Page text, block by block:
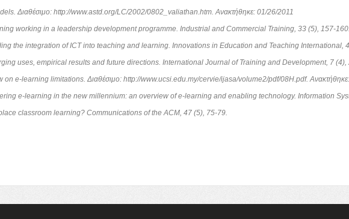
Διαθέσιμο: http://www.astd.org/LC/2002/0802_valiathan.htm. Ανακτήθηκε: 01/26/2011
working in a leadership development programme. Industrial and Commercial Training, 33 (5), 157-160.
the integration of ICT into teaching and learning. Innovations in Education and Teaching International,
uses, empirical results and future directions. International Journal of Training and Development, 7 (4),
e-learning limitations. Διαθέσιμο: http://www.ucsi.edu.my/cervie/ijasa/volume2/pdf/08H.pdf.
e-learning in the new millennium: an overview of e-learning and enabling technology. Information
classroom learning? Communications of the ACM, 47 (5), 75-79.